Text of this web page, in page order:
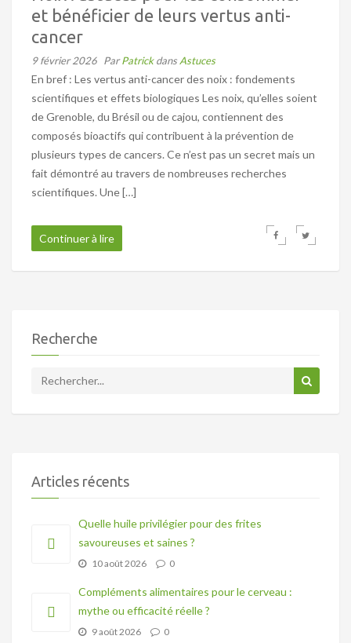
et bénéficier de leurs vertus anti-
cancer
9 février 2026 ParPatrickdans Astuces
En bref : Les vertus anti-cancer des noix : fondements
scientifiques et effets biologiques Les noix, qu’elles soient
de Grenoble, du Brésil ou de cajou, contiennent des
composés bioactifs qui contribuent à la prévention de
plusieurs types de cancers. Ce n’est pas un secret mais un
fait démontré au travers de nombreuses recherches
scientifiques. Une […]
Continuer à lire
Recherche
Articles récents
Quelle huile privilégier pour des frites
savoureuses et saines ?
10 août 2026 0
Compléments alimentaires pour le cerveau :
mythe ou efficacité réelle ?
9 août 2026 0